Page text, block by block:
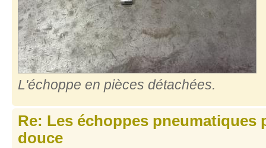
L'échoppe en pièces détachées.
Re: Les échoppes pneumatiques
douce